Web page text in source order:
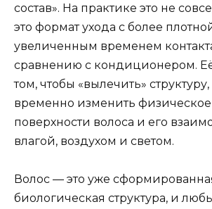
состав». На практике это не
это формат ухода с более
увеличенным временем
сравнению с кондиционером.
том, чтобы «вылечить»
временно изменить физическое
поверхности волоса и его
влагой, воздухом и светом.
Волос — это уже
биологическая структура, и